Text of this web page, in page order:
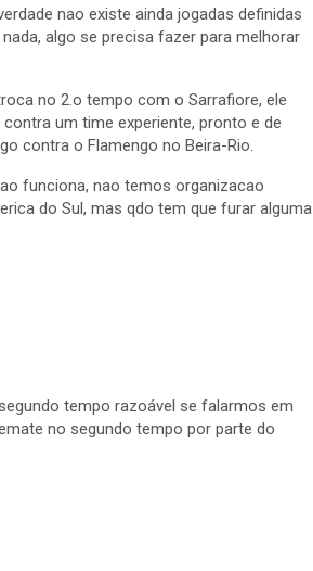
nao existe ainda jogadas definidas
algo se precisa fazer para melhorar
no 2.o tempo com o Sarrafiore, ele
um time experiente, pronto e de
contra o Flamengo no Beira-Rio.
funciona, nao temos organizacao
do Sul, mas qdo tem que furar alguma
tempo razoável se falarmos em
no segundo tempo por parte do